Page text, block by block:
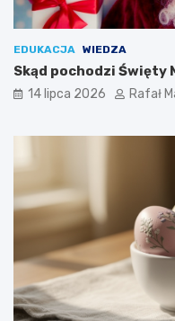
EDUKACJA WIEDZA
Skąd pochodzi Święty
14 lipca 2026 Rafał